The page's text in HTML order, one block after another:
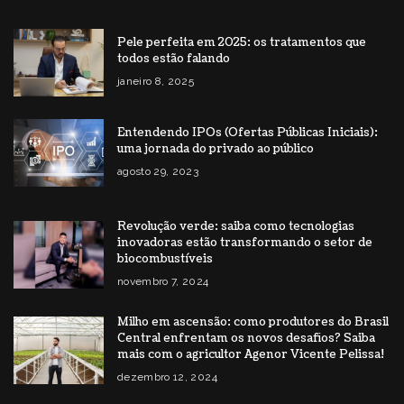
Pele perfeita em 2025: os tratamentos que
todos estão falando
janeiro 8, 2025
Entendendo IPOs (Ofertas Públicas Iniciais):
uma jornada do privado ao público
agosto 29, 2023
Revolução verde: saiba como tecnologias
inovadoras estão transformando o setor de
biocombustíveis
novembro 7, 2024
Milho em ascensão: como produtores do Brasil
Central enfrentam os novos desafios? Saiba
mais com o agricultor Agenor Vicente Pelissa!
dezembro 12, 2024